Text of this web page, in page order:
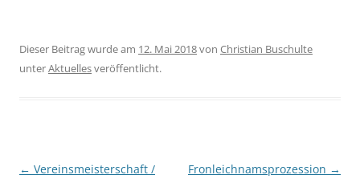
Dieser Beitrag wurde am 12. Mai 2018von Christian Buschulte
unterAktuellesveröffentlicht.
Beitragsnavigation
← Vereinsmeisterschaft /
Fronleichnamsprozession →